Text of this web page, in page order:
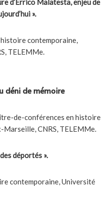
d’Errico Malatesta, enjeu de
».
contemporaine,
TELEMMe.
déni de mémoire
de-conférences en histoire
Marseille, CNRS, TELEMMe.
déportés ».
contemporaine, Université